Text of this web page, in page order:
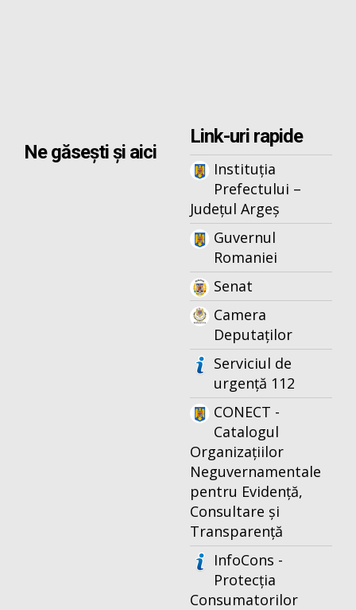
Ne găsești și aici
Link-uri rapide
Instituția
Prefectului –
Județul Argeș
Guvernul
Romaniei
Senat
Camera
Deputaților
Serviciul de
urgență 112
CONECT -
Catalogul
Organizațiilor
Neguvernamentale
pentru Evidență,
Consultare și
Transparență
InfoCons -
Protecția
Consumatorilor